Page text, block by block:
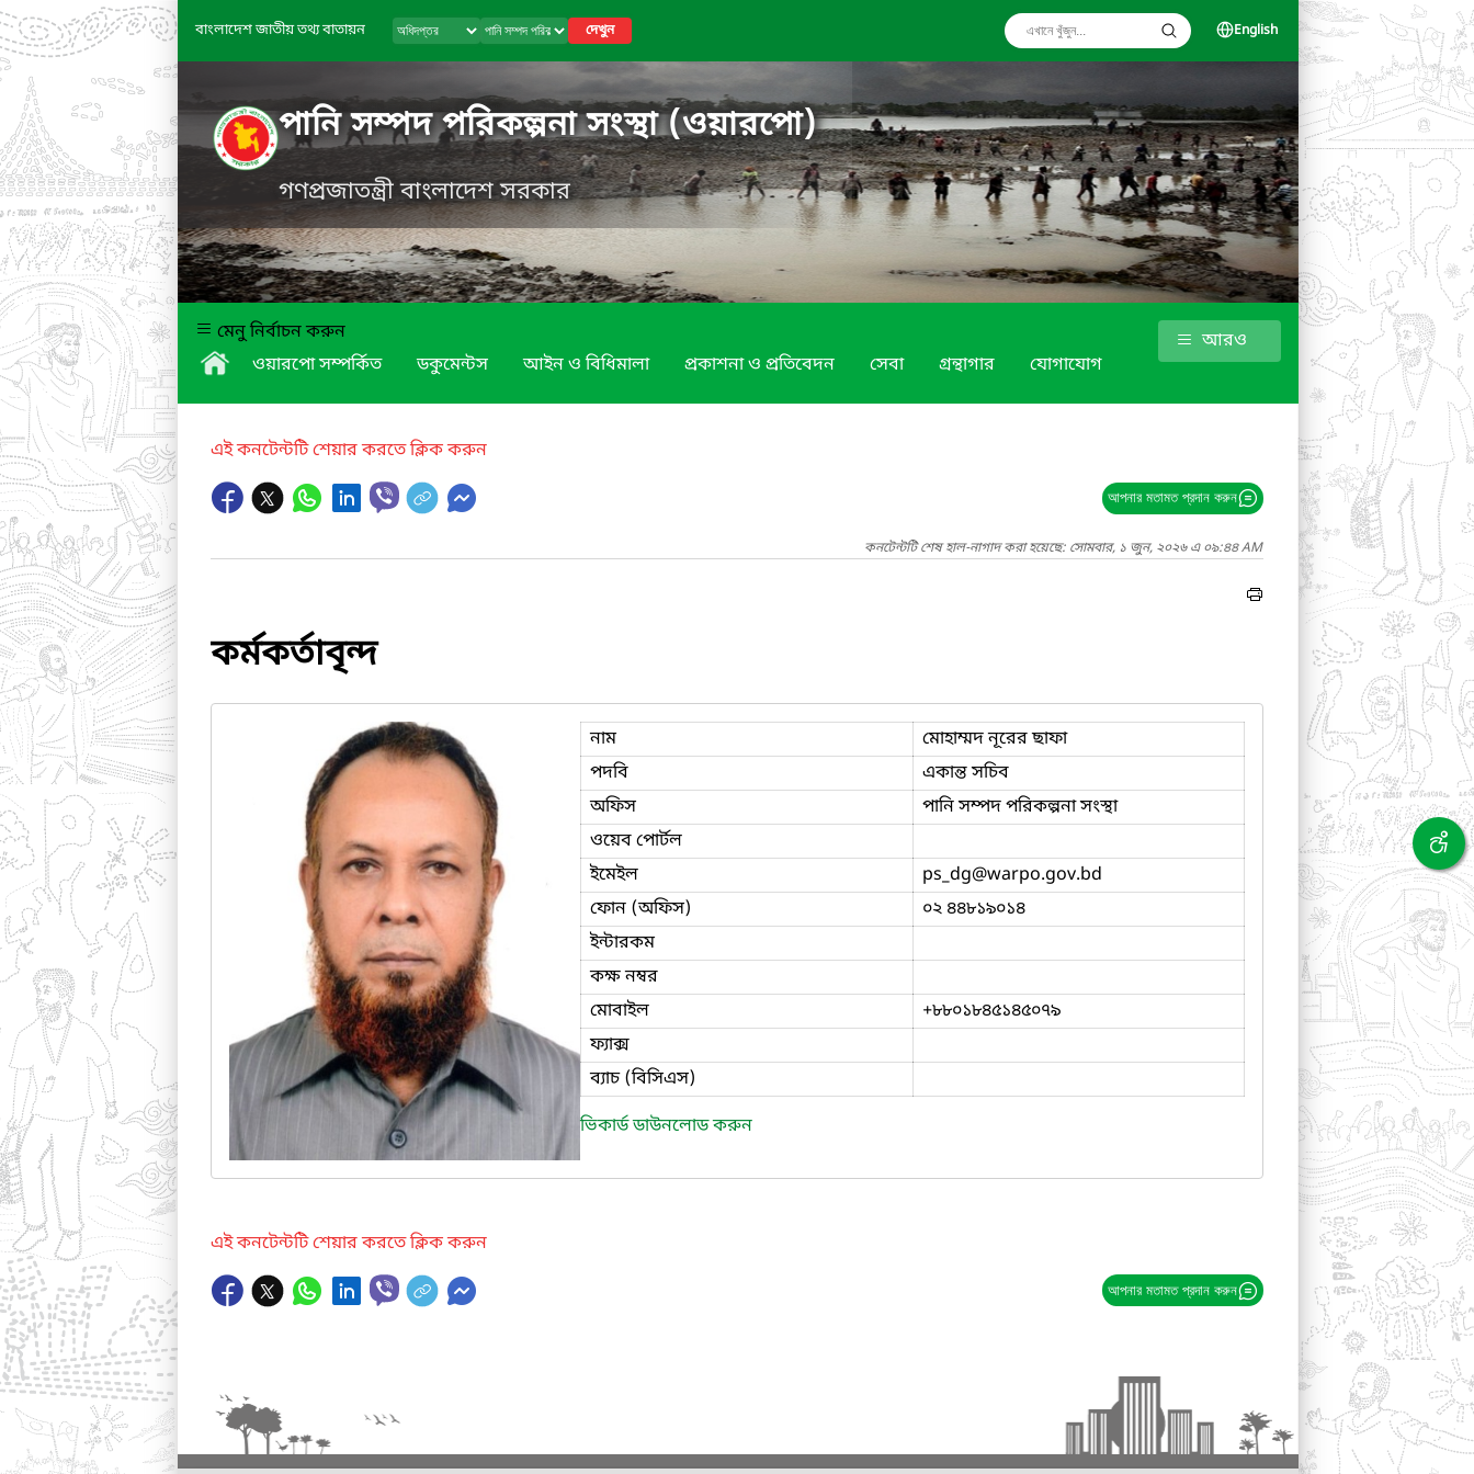
বাংলাদেশ জাতীয় তথ্য বাতায়ন দেখুন English
পানি সম্পদ পরিকল্পনা সংস্থা (ওয়ারপো)
গণপ্রজাতন্ত্রী বাংলাদেশ সরকার
মেনু নির্বাচন করুন
ওয়ারপো সম্পর্কিত
ডকুমেন্টস আইন ও বিধিমালা প্রকাশনা ও প্রতিবেদন সেবা গ্রন্থাগার যোগাযোগ
আরও
এই কনটেন্টটি শেয়ার করতে ক্লিক করুন
আপনার মতামত প্রদান করুন
কনটেন্টটি শেষ হাল-নাগাদ করা হয়েছে: সোমবার, ১ জুন, ২০২৬ এ ০৯:৪৪ AM
কর্মকর্তাবৃন্দ
নাম
মোহাম্মদ নূরের ছাফা
পদবি
একান্ত সচিব
অফিস
পানি সম্পদ পরিকল্পনা সংস্থা
ওয়েব পোর্টল
ইমেইল
ps_dg@warpo.gov.bd
ফোন (অফিস)
০২ ৪৪৮১৯০১৪
ইন্টারকম
কক্ষ নম্বর
মোবাইল
+৮৮০১৮৪৫১৪৫০৭৯
ফ্যাক্স
ব্যাচ (বিসিএস)
ভিকার্ড ডাউনলোড করুন
এই কনটেন্টটি শেয়ার করতে ক্লিক করুন
আপনার মতামত প্রদান করুন